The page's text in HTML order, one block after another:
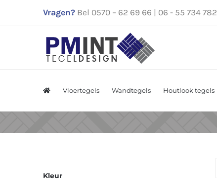
Vragen? Bel 0570 – 62 69 66 | 06 - 55 734 782
Vloertegels Wandtegels Houtlook tegels
Kleur